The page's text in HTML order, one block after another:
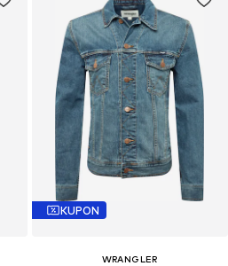
KUPON
WRANGLER